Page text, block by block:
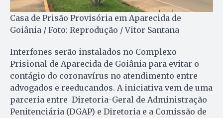
Casa de Prisão Provisória em Aparecida de
Goiânia / Foto: Reprodução / Vitor Santana
Interfones serão instalados no Complexo
Prisional de Aparecida de Goiânia para evitar o
contágio do coronavírus no atendimento entre
advogados e reeducandos. A iniciativa vem de uma
parceria entre Diretoria-Geral de Administração
Penitenciária (DGAP) e Diretoria e a Comissão de